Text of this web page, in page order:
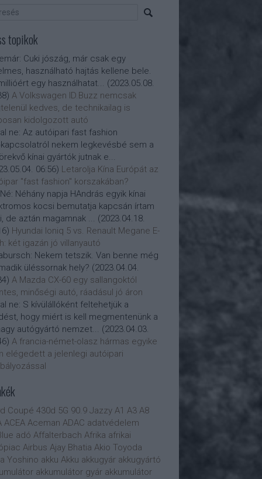
topikok
Cuki jószág, már csak egy
használható hajtás kellene bele.
egy használhatat... (2023.05.08.
) A Volkswagen ID.Buzz nemcsak
kedves, de technikailag is
kidolgozott autó
ne: Az autóipari fast fashion
nekem legkevésbé sem a
kínai gyártók jutnak e...
06:56) Letarolja Kína Európát az
"fast fashion" korszakában?
Néhány napja HAndrás egyik kínai
kocsi bemutatja kapcsán írtam
de aztán magamnak ... (2023.04.18.
) Hyundai Ioniq 5 vs. Renault Megane E-
két igazán jó villanyautó
Nekem tetszik. Van benne még
üléssornak hely? (2023.04.04.
) A Mazda CX-60 egy sallangoktól
minőségi autó, ráadásul jó áron
ne: S kívülállóként feltehetjük a
hogy miért is kell megmentenünk a
autógyártó nemzet... (2023.04.03.
) A francia-német-olasz hármas egyike
elégedett a jelenlegi autóipari
Coupé 430d 5G 90.9 Jazzy A1 A3 A8
ACEA Aceman ADAC adatvédelem
adó Affalterbach Afrika afrikai
Airbus Ajay Bhatia Akio Toyoda
Yoshino akku Akku akkugyár akkugyártó
akkumulátor gyár akkumulátor